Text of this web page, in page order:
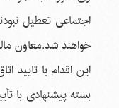
اجتماعی تعطیل
خواهند شد.معاون
این اقدام با تایید
بسته پیشنهادی با